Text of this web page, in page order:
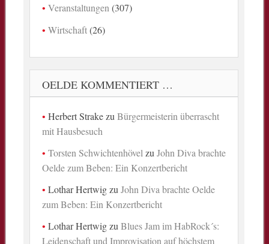
Veranstaltungen (307)
Wirtschaft(26)
OELDE KOMMENTIERT …
Herbert StrakezuBürgermeisterin überrascht
mit Hausbesuch
Torsten Schwichtenhövel zuJohn Diva brachte
Oelde zum Beben: Ein Konzertbericht
Lothar HertwigzuJohn Diva brachte Oelde
zum Beben: Ein Konzertbericht
Lothar HertwigzuBlues Jam im HabRock´s:
Leidenschaft und Improvisation auf höchstem